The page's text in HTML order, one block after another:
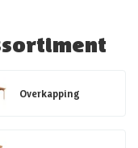
Overkapping